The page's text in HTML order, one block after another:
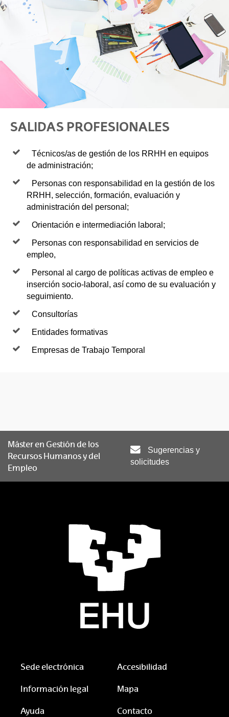
SALIDAS PROFESIONALES
Técnicos/as de gestión de los RRHH en equipos
de administración;
Personas con responsabilidad en la gestión de los
RRHH, selección, formación, evaluación y
administración del personal;
Orientación e intermediación laboral;
Personas con responsabilidad en servicios de
empleo,
Personal al cargo de políticas activas de empleo e
inserción socio-laboral, así como de su evaluación y
seguimiento.
Consultorías
Entidades formativas
Empresas de Trabajo Temporal
Máster en Gestión de los
Recursos Humanos y del
Empleo
Sugerencias y
solicitudes
Sede electrónica Accesibilidad
Información legal Mapa
Ayuda Contacto